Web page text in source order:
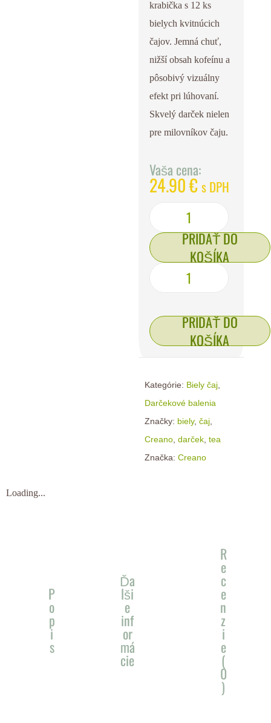
krabička s 12 ks
bielych kvitnúcich
čajov. Jemná chuť,
nižší obsah kofeínu a
pôsobivý vizuálny
efekt pri lúhovaní.
Skvelý darček nielen
pre milovníkov čaju.
Vaša cena:
24.90€ s DPH
PRIDAŤ DO
KOŠÍKA
PRIDAŤ DO
KOŠÍKA
Kategórie: Biely čaj
Darčekové balenia
Značky: biely,čaj
Creano ,darček ,tea
Značka:Creano
Loading...
P
o
p
i
s
Ďa
lši
e
inf
or
má
cie
R
e
c
e
n
z
i
e
(
0
)